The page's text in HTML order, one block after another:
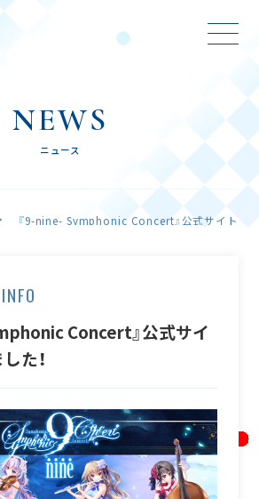
ゲーム
CHARACTER
キャラクター
SPECIAL
スペシャル
NEWS
ニュース
『9-nine- Symphonic Concert』公式サイトを
INFO
Concert』公式サイ
た！